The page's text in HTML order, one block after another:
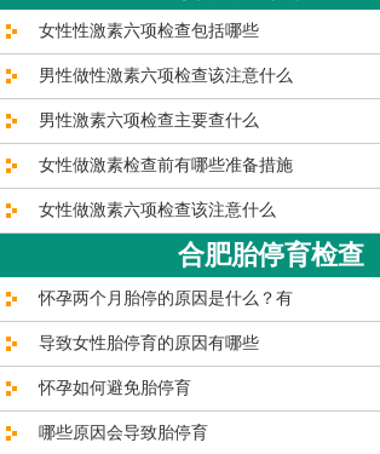
女性性激素六项检查包括哪些
男性做性激素六项检查该注意什么
男性激素六项检查主要查什么
女性做激素检查前有哪些准备措施
女性做激素六项检查该注意什么
合肥胎停育检查
怀孕两个月胎停的原因是什么？有
导致女性胎停育的原因有哪些
怀孕如何避免胎停育
哪些原因会导致胎停育